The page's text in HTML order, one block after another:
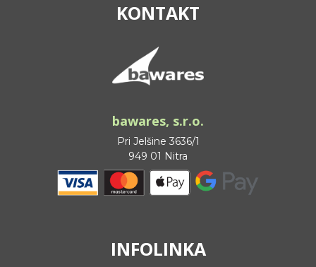
KONTAKT
bawares, s.r.o.
Pri Jelšine 3636/1
949 01 Nitra
INFOLINKA